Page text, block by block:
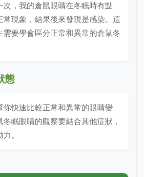
次，我的倉鼠眼睛在冬眠時有點
常現象，結果後來發現是感染。這
需要學會區分正常和異常的倉鼠冬
態
你快速比較正常和異常的眼睛變
眠眼睛的觀察要結合其他症狀，
。